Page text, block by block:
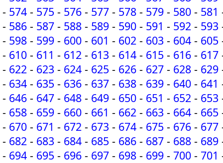
- 574 - 575 - 576 - 577 - 578 - 579 - 580 - 581
- 586 - 587 - 588 - 589 - 590 - 591 - 592 - 593
- 598 - 599 - 600 - 601 - 602 - 603 - 604 - 605
- 610 - 611 - 612 - 613 - 614 - 615 - 616 - 617
- 622 - 623 - 624 - 625 - 626 - 627 - 628 - 629
- 634 - 635 - 636 - 637 - 638 - 639 - 640 - 641
- 646 - 647 - 648 - 649 - 650 - 651 - 652 - 653
- 658 - 659 - 660 - 661 - 662 - 663 - 664 - 665
- 670 - 671 - 672 - 673 - 674 - 675 - 676 - 677
- 682 - 683 - 684 - 685 - 686 - 687 - 688 - 689
- 694 - 695 - 696 - 697 - 698 - 699 - 700 - 701